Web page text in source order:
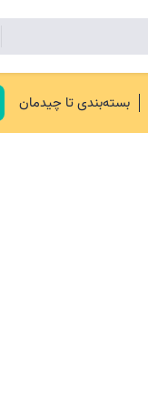
بسته‌بندی تا چیدمان